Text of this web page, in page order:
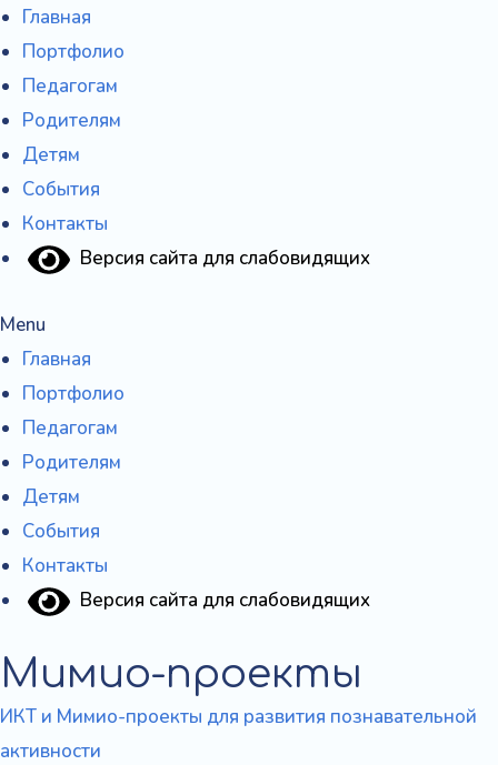
Перейти
к
содержимому
Главная
Портфолио
Педагогам
Родителям
Детям
События
Контакты
Версия сайта для слабовидящих
Menu
Главная
Портфолио
Педагогам
Родителям
Детям
События
Контакты
Версия сайта для слабовидящих
Мимио-проекты
ИКТ и Мимио-проекты для развития познавательной
активности